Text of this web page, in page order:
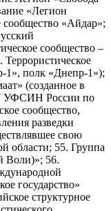
«Легион
сообщество «Айдар»;
сообщество –
1», полк «Днепр-1»);
(созданное в
УФСИН России по
сообщество,
разведки
свою
области; 55. Группа
Воли)»; 56.
государство»
структурное